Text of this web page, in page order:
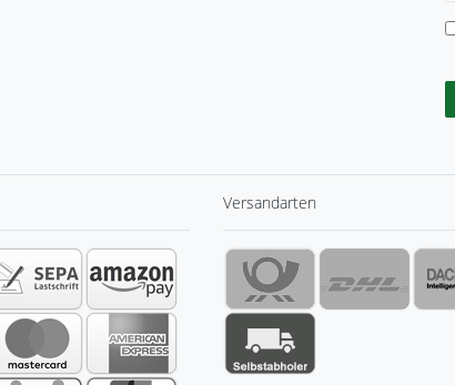
Versandarten